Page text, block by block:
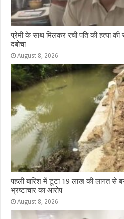
प्रेमी के साथ मिलकर रची पति की हत्या
दबोचा
August 8, 2026
पहली बारिश में टूटा 19 लाख की लागत से
भ्रष्टाचार का आरोप
August 8, 2026